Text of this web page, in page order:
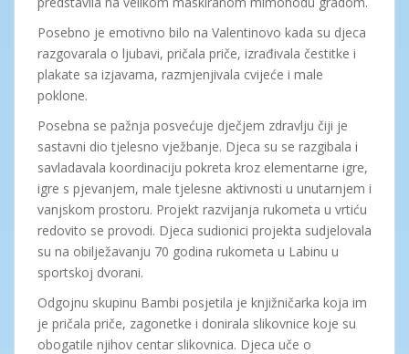
Posebno je emotivno bilo na Valentinovo kada su djeca
razgovarala o ljubavi, pričala priče, izrađivala čestitke i
plakate sa izjavama, razmjenjivala cvijeće i male
poklone.
Posebna se pažnja posvećuje dječjem zdravlju čiji je
sastavni dio tjelesno vježbanje. Djeca su se razgibala i
savladavala koordinaciju pokreta kroz elementarne igre,
igre s pjevanjem, male tjelesne aktivnosti u unutarnjem i
vanjskom prostoru. Projekt razvijanja rukometa u vrtiću
redovito se provodi. Djeca sudionici projekta sudjelovala
su na obilježavanju 70 godina rukometa u Labinu u
sportskoj dvorani.
Odgojnu skupinu Bambi posjetila je knjižničarka koja im
je pričala priče, zagonetke i donirala slikovnice koje su
obogatile njihov centar slikovnica. Djeca uče o